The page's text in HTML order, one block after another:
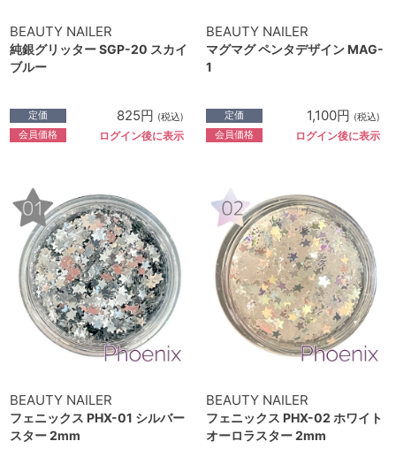
BEAUTY NAILER
純銀グリッター SGP-20 スカイ
ブルー
定価 825円 (税込)
会員価格 ログイン後に表示
BEAUTY NAILER
マグマグ ペンタデザイン MAG-
1
定価 1,100円 (税込)
会員価格 ログイン後に表示
BEAUTY NAILER
フェニックス PHX-01 シルバー
スター 2mm
BEAUTY NAILER
フェニックス PHX-02 ホワイト
オーロラスター 2mm